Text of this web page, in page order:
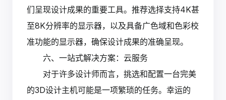
们呈现设计成果的重要工具。推荐选择支持4K甚
至8K分辨率的显示器，以及具备广色域和色彩校
准功能的显示器，确保设计成果的准确呈现。
六、一站式解决方案：云服务
对于许多设计师而言，挑选和配置一台完美
的3D设计主机可能是一项繁琐的任务。幸运的